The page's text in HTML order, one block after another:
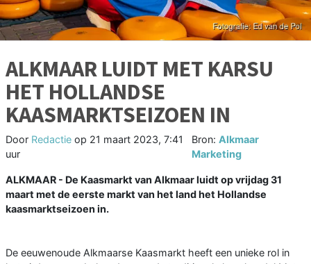
ALKMAAR LUIDT MET KARSU
HET HOLLANDSE
KAASMARKTSEIZOEN IN
Door Redactie op 21 maart 2023, 7:41
uur
Bron: Alkmaar
Marketing
ALKMAAR - De Kaasmarkt van Alkmaar luidt op vrijdag 31
maart met de eerste markt van het land het Hollandse
kaasmarktseizoen in.
De eeuwenoude Alkmaarse Kaasmarkt heeft een unieke rol in